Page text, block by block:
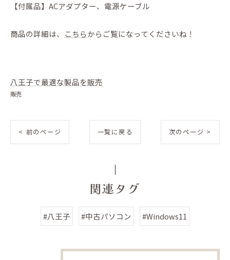
【付属品】ACアダプター、電源ケーブル
商品の詳細は、 こちらからご覧になってくださいね！
八王子で最適な製品を販売
販売
< 前のページ 一覧に戻る 次のページ >
関連タグ
#八王子 #中古パソコン #Windows11